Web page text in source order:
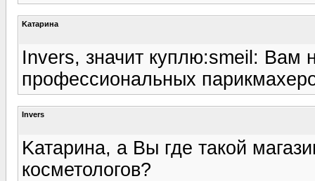
Kатарина
Invers, значит куплю:smeil: Вам
профессиональных
Invers
Kатарина, а Вы где такой
косметологов?